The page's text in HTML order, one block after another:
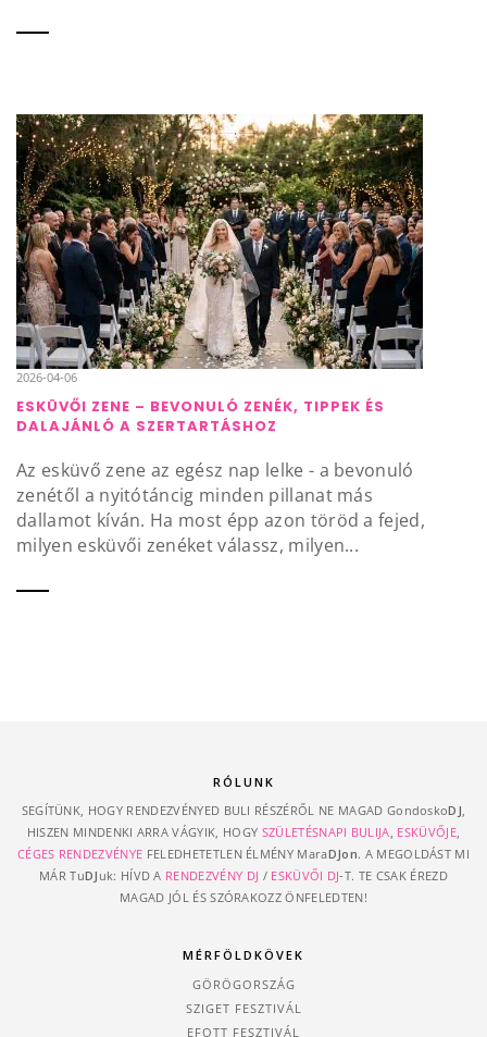
2026-04-06
ESKÜVŐI ZENE – BEVONULÓ ZENÉK, TIPPEK ÉS
DALAJÁNLÓ A SZERTARTÁSHOZ
Az esküvő zene az egész nap lelke - a bevonuló
zenétől a nyitótáncig minden pillanat más
dallamot kíván. Ha most épp azon töröd a fejed,
milyen esküvői zenéket válassz, milyen...
RÓLUNK
SEGÍTÜNK, HOGY RENDEZVÉNYED BULI RÉSZÉRŐL NE MAGAD GondoskoDJ,
HISZEN MINDENKI ARRA VÁGYIK, HOGY SZÜLETÉSNAPI BULIJA, ESKÜVŐJE,
CÉGES RENDEZVÉNYE FELEDHETETLEN ÉLMÉNY MaraDJon. A MEGOLDÁST MI
MÁR TuDJ uk: HÍVD A RENDEZVÉNY DJ / ESKÜVŐI DJ-T. TE CSAK ÉREZD
MAGAD JÓL ÉS SZÓRAKOZZ ÖNFELEDTEN!
MÉRFÖLDKÖVEK
GÖRÖGORSZÁG
SZIGET FESZTIVÁL
EFOTT FESZTIVÁL